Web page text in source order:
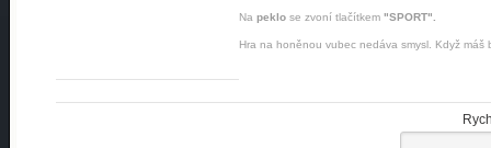
Na peklo se zvoní tlačítkem "SPORT".
Hra na honěnou vubec nedáva smysl. Když